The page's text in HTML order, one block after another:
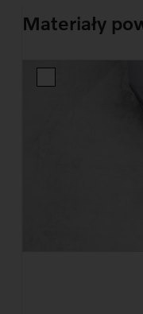
Materiały